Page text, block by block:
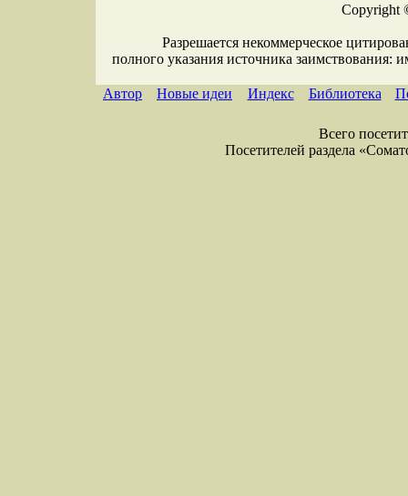
Copyright
Разрешается некоммерческое
полного указания источника заимствования:
Автор Новые идеи Индекс Библиотека
Всего
Посетителей раздела